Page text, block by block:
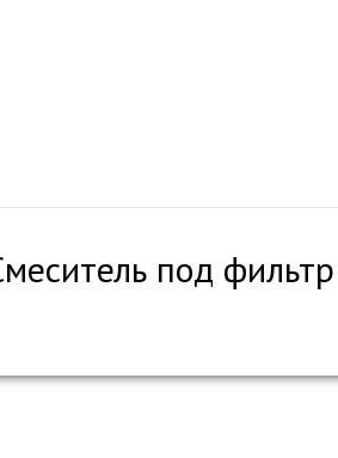
под